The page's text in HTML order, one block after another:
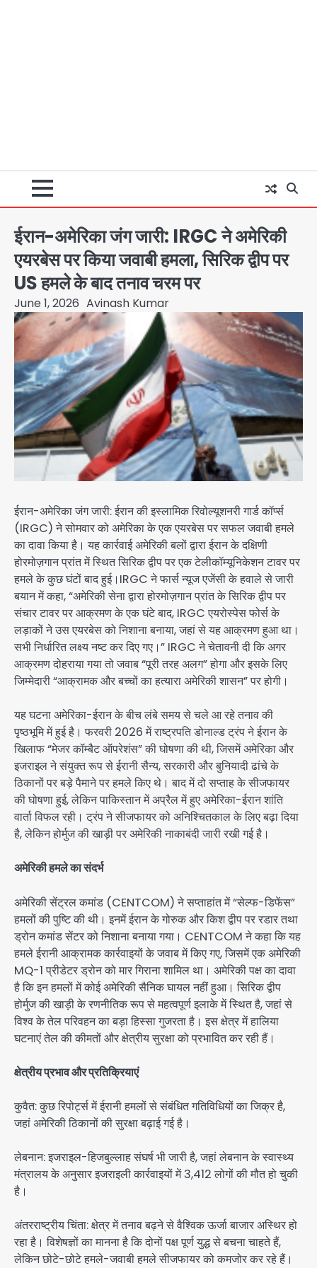
ईरान-अमेरिका जंग जारी: IRGC ने अमेरिकी
एयरबेस पर किया जवाबी हमला, सिरिक द्वीप पर
US हमले के बाद तनाव चरम पर
June 1, 2026 Avinash Kumar
ईरान-अमेरिका जंग जारी: ईरान की इस्लामिक रिवोल्यूशनरी गार्ड कॉर्प्स
(IRGC) ने सोमवार को अमेरिका के एक एयरबेस पर सफल जवाबी हमले
का दावा किया है। यह कार्रवाई अमेरिकी बलों द्वारा ईरान के दक्षिणी
होरमोज़गान प्रांत में स्थित सिरिक द्वीप पर एक टेलीकॉम्यूनिकेशन टावर पर
हमले के कुछ घंटों बाद हुई।IRGC ने फार्स न्यूज एजेंसी के हवाले से जारी
बयान में कहा, “अमेरिकी सेना द्वारा होरमोज़गान प्रांत के सिरिक द्वीप पर
संचार टावर पर आक्रमण के एक घंटे बाद, IRGC एयरोस्पेस फोर्स के
लड़ाकों ने उस एयरबेस को निशाना बनाया, जहां से यह आक्रमण हुआ था।
सभी निर्धारित लक्ष्य नष्ट कर दिए गए।” IRGC ने चेतावनी दी कि अगर
आक्रमण दोहराया गया तो जवाब “पूरी तरह अलग” होगा और इसके लिए
जिम्मेदारी “आक्रामक और बच्चों का हत्यारा अमेरिकी शासन” पर होगी।
यह घटना अमेरिका-ईरान के बीच लंबे समय से चले आ रहे तनाव की
पृष्ठभूमि में हुई है। फरवरी 2026 में राष्ट्रपति डोनाल्ड ट्रंप ने ईरान के
खिलाफ “मेजर कॉम्बैट ऑपरेशंस” की घोषणा की थी, जिसमें अमेरिका और
इजराइल ने संयुक्त रूप से ईरानी सैन्य, सरकारी और बुनियादी ढांचे के
ठिकानों पर बड़े पैमाने पर हमले किए थे। बाद में दो सप्ताह के सीजफायर
की घोषणा हुई, लेकिन पाकिस्तान में अप्रैल में हुए अमेरिका-ईरान शांति
वार्ता विफल रही। ट्रंप ने सीजफायर को अनिश्चितकाल के लिए बढ़ा दिया
है, लेकिन होर्मुज की खाड़ी पर अमेरिकी नाकाबंदी जारी रखी गई है।
अमेरिकी हमले का संदर्भ
अमेरिकी सेंट्रल कमांड (CENTCOM) ने सप्ताहांत में “सेल्फ-डिफेंस”
हमलों की पुष्टि की थी। इनमें ईरान के गोरुक और किश द्वीप पर रडार तथा
ड्रोन कमांड सेंटर को निशाना बनाया गया। CENTCOM ने कहा कि यह
हमले ईरानी आक्रामक कार्रवाइयों के जवाब में किए गए, जिसमें एक अमेरिकी
MQ-1 प्रीडेटर ड्रोन को मार गिराना शामिल था। अमेरिकी पक्ष का दावा
है कि इन हमलों में कोई अमेरिकी सैनिक घायल नहीं हुआ। सिरिक द्वीप
होर्मुज की खाड़ी के रणनीतिक रूप से महत्वपूर्ण इलाके में स्थित है, जहां से
विश्व के तेल परिवहन का बड़ा हिस्सा गुजरता है। इस क्षेत्र में हालिया
घटनाएं तेल की कीमतों और क्षेत्रीय सुरक्षा को प्रभावित कर रही हैं।
क्षेत्रीय प्रभाव और प्रतिक्रियाएं
कुवैत: कुछ रिपोर्ट्स में ईरानी हमलों से संबंधित गतिविधियों का जिक्र है,
जहां अमेरिकी ठिकानों की सुरक्षा बढ़ाई गई है।
लेबनान: इजराइल-हिजबुल्लाह संघर्ष भी जारी है, जहां लेबनान के स्वास्थ्य
मंत्रालय के अनुसार इजराइली कार्रवाइयों में 3,412 लोगों की मौत हो चुकी
है।
अंतरराष्ट्रीय चिंता: क्षेत्र में तनाव बढ़ने से वैश्विक ऊर्जा बाजार अस्थिर हो
रहा है। विशेषज्ञों का मानना है कि दोनों पक्ष पूर्ण युद्ध से बचना चाहते हैं,
लेकिन छोटे-छोटे हमले-जवाबी हमले सीजफायर को कमजोर कर रहे हैं।